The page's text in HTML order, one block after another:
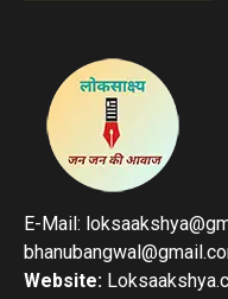
E-Mail:
Website: